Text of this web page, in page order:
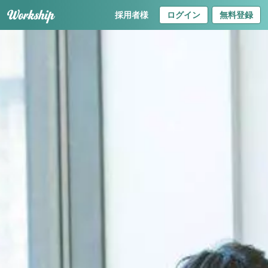
採用者様 ログイン 無料登録